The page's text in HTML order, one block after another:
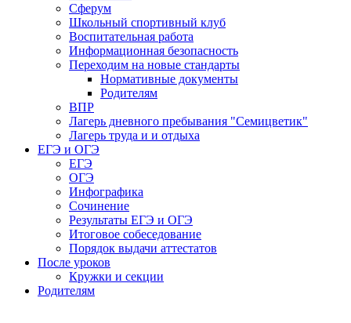
Сферум
Школьный спортивный клуб
Воспитательная работа
Информационная безопасность
Переходим на новые стандарты
Нормативные документы
Родителям
ВПР
Лагерь дневного пребывания "Семицветик"
Лагерь труда и и отдыха
ЕГЭ и ОГЭ
ЕГЭ
ОГЭ
Инфографика
Сочинение
Результаты ЕГЭ и ОГЭ
Итоговое собеседование
Порядок выдачи аттестатов
После уроков
Кружки и секции
Родителям